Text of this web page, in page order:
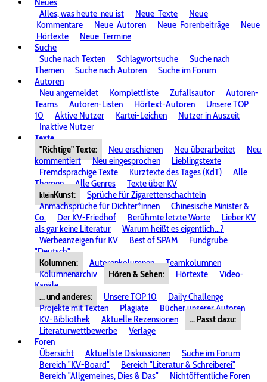
Alles, was heute neu ist Neue Texte
Neue
Kommentare
Neue Autoren Neue Forenbeiträge
Neue
Hörtexte
Neue Termine
Suche
Suche nach Texten
Schlagwortsuche
Suche nach
Themen
Suche nach Autoren
Suche im Forum
Autoren
Neu angemeldet
Komplettliste Zufallsautor
Autoren-
Teams
Autoren-Listen Hörtext-Autoren
Unsere TOP
10
Aktive Nutzer Kartei-Leichen
Nutzer in Auszeit
Inaktive Nutzer
Texte
"Richtige" Texte:
Neu erschienen Neu überarbeitet
Neu
kommentiert
Neu eingesprochen
Lieblingstexte
Fremdsprachige Texte
Kurztexte des Tages (KdT)
Alle
Themen
Alle Genres Texte über KV
kleinKunst:
Sprüche für Zigarettenschachteln
Anmachsprüche für Dichter*innen
Chinesische Minister &
Co.
Der KV-Friedhof Berühmte letzte Worte
Lieber KV
als gar keine Literatur
Warum heißt es eigentlich...?
Werbeanzeigen für KV
Best of SPAM
Fundgrube
"Deutsch"
Kolumnen:
Autorenkolumnen
Teamkolumnen
Kolumnenarchiv
Hören & Sehen: Hörtexte
Video-
Kanäle
... und anderes:
Unsere TOP 10
Daily Challenge
Projekte mit Texten
Plagiate
Bücher unserer Autoren
KV-Bibliothek
Aktuelle Rezensionen
... Passt dazu:
Literaturwettbewerbe
Verlage
Foren
Übersicht
Aktuellste Diskussionen
Suche im Forum
Bereich "KV-Board"
Bereich "Literatur & Schreiberei"
Bereich "Allgemeines, Dies & Das"
Nichtöffentliche Foren